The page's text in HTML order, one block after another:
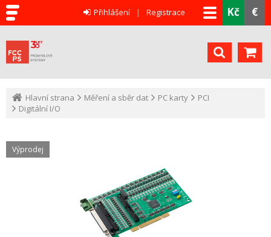
Kč €
Přihlášení Registrace
Hlavní strana Měření a sběr dat PC karty
PCI
Digitální I/O
Výprodej